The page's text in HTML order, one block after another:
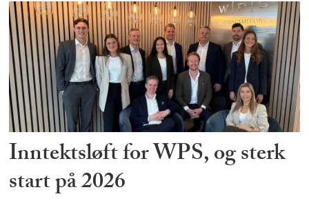
Inntektsløft for WPS, og sterk
start på 2026